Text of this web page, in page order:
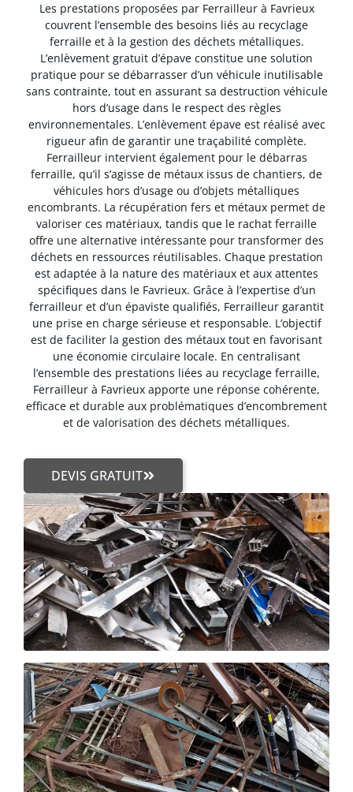
Les prestations proposées par Ferrailleur à Favrieux
couvrent l’ensemble des besoins liés au recyclage
ferraille et à la gestion des déchets métalliques.
L’enlèvement gratuit d’épave constitue une solution
pratique pour se débarrasser d’un véhicule inutilisable
sans contrainte, tout en assurant sa destruction véhicule
hors d’usage dans le respect des règles
environnementales. L’enlèvement épave est réalisé avec
rigueur afin de garantir une traçabilité complète.
Ferrailleur intervient également pour le débarras
ferraille, qu’il s’agisse de métaux issus de chantiers, de
véhicules hors d’usage ou d’objets métalliques
encombrants. La récupération fers et métaux permet de
valoriser ces matériaux, tandis que le rachat ferraille
offre une alternative intéressante pour transformer des
déchets en ressources réutilisables. Chaque prestation
est adaptée à la nature des matériaux et aux attentes
spécifiques dans le Favrieux. Grâce à l’expertise d’un
ferrailleur et d’un épaviste qualifiés, Ferrailleur garantit
une prise en charge sérieuse et responsable. L’objectif
est de faciliter la gestion des métaux tout en favorisant
une économie circulaire locale. En centralisant
l’ensemble des prestations liées au recyclage ferraille,
Ferrailleur à Favrieux apporte une réponse cohérente,
efficace et durable aux problématiques d’encombrement
et de valorisation des déchets métalliques.
DEVIS GRATUIT